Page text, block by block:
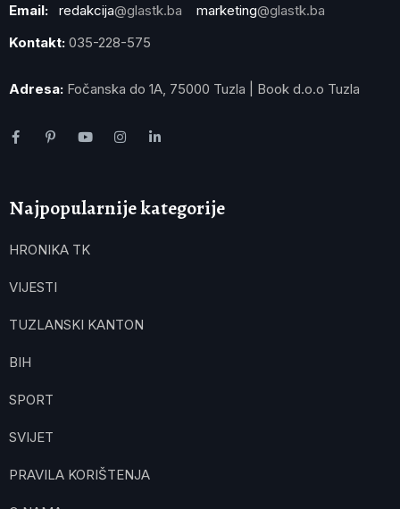
Email: redakcija@glastk.ba marketing@glastk.ba
Kontakt: 035-228-575
Adresa: Fočanska do 1A, 75000 Tuzla | Book d.o.o Tuzla
Najpopularnije kategorije
HRONIKA TK
VIJESTI
TUZLANSKI KANTON
BIH
SPORT
SVIJET
PRAVILA KORIŠTENJA